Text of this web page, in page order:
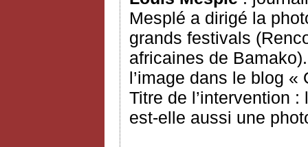
Mesplé a dirigé la
grands festivals
africaines de
l’image dans le blog
Titre de l’intervention
est-elle aussi une